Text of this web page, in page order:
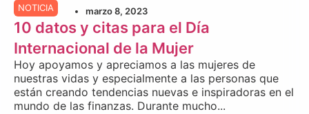
NOTICIA marzo 8, 2023
10 datos y citas para el Día
Internacional de la Mujer
Hoy apoyamos y apreciamos a las mujeres de
nuestras vidas y especialmente a las personas que
están creando tendencias nuevas e inspiradoras en el
mundo de las finanzas. Durante mucho...